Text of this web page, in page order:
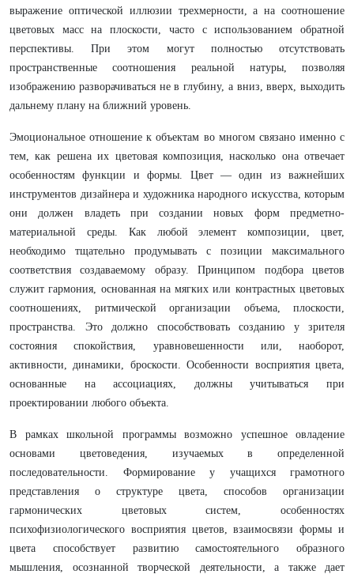
выражение оптической иллюзии трехмерности, а на соотношение
цветовых масс на плоскости, часто с использованием обратной
перспективы. При этом могут полностью отсутствовать
пространственные соотношения реальной натуры, позволяя
изображению разворачиваться не в глубину, а вниз, вверх, выходить
дальнему плану на ближний уровень.
Эмоциональное отношение к объектам во многом связано именно с
тем, как решена их цветовая композиция, насколько она отвечает
особенностям функции и формы. Цвет — один из важнейших
инструментов дизайнера и художника народного искусства, которым
они должен владеть при создании новых форм предметно-
материальной среды. Как любой элемент композиции, цвет,
необходимо тщательно продумывать с позиции максимального
соответствия создаваемому образу. Принципом подбора цветов
служит гармония, основанная на мягких или контрастных цветовых
соотношениях, ритмической организации объема, плоскости,
пространства. Это должно способствовать созданию у зрителя
состояния спокойствия, уравновешенности или, наоборот,
активности, динамики, броскости. Особенности восприятия цвета,
основанные на ассоциациях, должны учитываться при
проектировании любого объекта.
В рамках школьной программы возможно успешное овладение
основами цветоведения, изучаемых в определенной
последовательности. Формирование у учащихся грамотного
представления о структуре цвета, способов организации
гармонических цветовых систем, особенностях
психофизиологического восприятия цветов, взаимосвязи формы и
цвета способствует развитию самостоятельного образного
мышления, осознанной творческой деятельности, а также дает